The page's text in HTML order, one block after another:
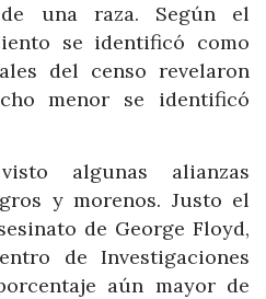
una raza. Según el
se identificó como
del censo revelaron
menor se identificó
algunas alianzas
y morenos. Justo el
de George Floyd,
de Investigaciones
aún mayor de